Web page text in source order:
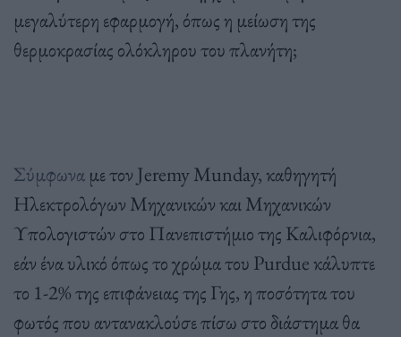
μεγαλύτερη εφαρμογή, όπως η μείωση της
θερμοκρασίας ολόκληρου του πλανήτη;
Σύμφωνα με τον Jeremy Munday, καθηγητή
Ηλεκτρολόγων Μηχανικών και Μηχανικών
Υπολογιστών στο Πανεπιστήμιο της Καλιφόρνια,
εάν ένα υλικό όπως το χρώμα του Purdue κάλυπτε
το 1-2% της επιφάνειας της Γης, η ποσότητα του
φωτός που αντανακλούσε πίσω στο διάστημα θα